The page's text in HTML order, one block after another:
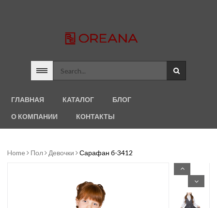
ГЛАВНАЯ КАТАЛОГ БЛОГ
О КОМПАНИИ КОНТАКТЫ
Home Пол Девочки Сарафан б-3412